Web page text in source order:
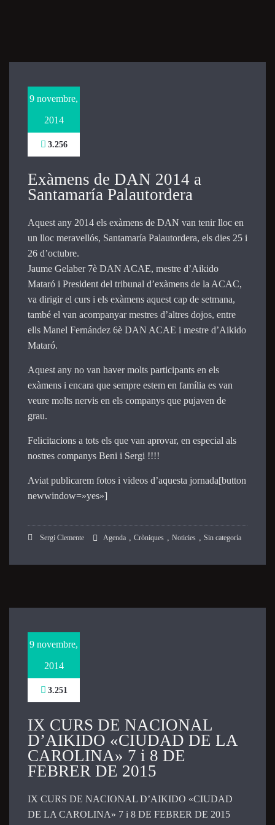
9 novembre,
2014
3.256
Exàmens de DAN 2014 a
Santamaría Palautordera
Aquest any 2014 els exàmens de DAN van tenir lloc en
un lloc meravellós, Santamaría Palautordera, els dies 25 i
26 d’octubre.
Jaume Gelaber 7è DAN ACAE, mestre d’Aikido
Mataró i President del tribunal d’exàmens de la ACAC,
va dirigir el curs i els exàmens aquest cap de setmana,
també el van acompanyar mestres d’altres dojos, entre
ells Manel Fernández 6è DAN ACAE i mestre d’Aikido
Mataró.
Aquest any no van haver molts participants en els
exàmens i encara que sempre estem en família es van
veure molts nervis en els companys que pujaven de
grau.
Felicitacions a tots els que van aprovar, en especial als
nostres companys Beni i Sergi !!!!
Aviat publicarem fotos i videos d’aquesta jornada[button
newwindow=»yes»]
Sergi Clemente Agenda , Cròniques , Noticies , Sin categoría
9 novembre,
2014
3.251
IX CURS DE NACIONAL
D’AIKIDO «CIUDAD DE LA
CAROLINA» 7 i 8 DE
IX CURS DE NACIONAL D’AIKIDO «CIUDAD
They are
the website
to function.
Statistics
In order for
us to
website's
functionality
and
structure,
based on
how the
website is
Experience
our website
to perform
as well as
possible
during your
visit. If you
cookies,
functionality
will
from the
website.
behavior as
you visit our
site, you
increase the
chance of
seeing
content and
offers.